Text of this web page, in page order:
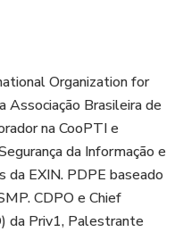
Organization for
Associação Brasileira de
na CooPTI e
da Informação e
da EXIN. PDPE baseado
CDPO e Chief
da Priv1, Palestrante